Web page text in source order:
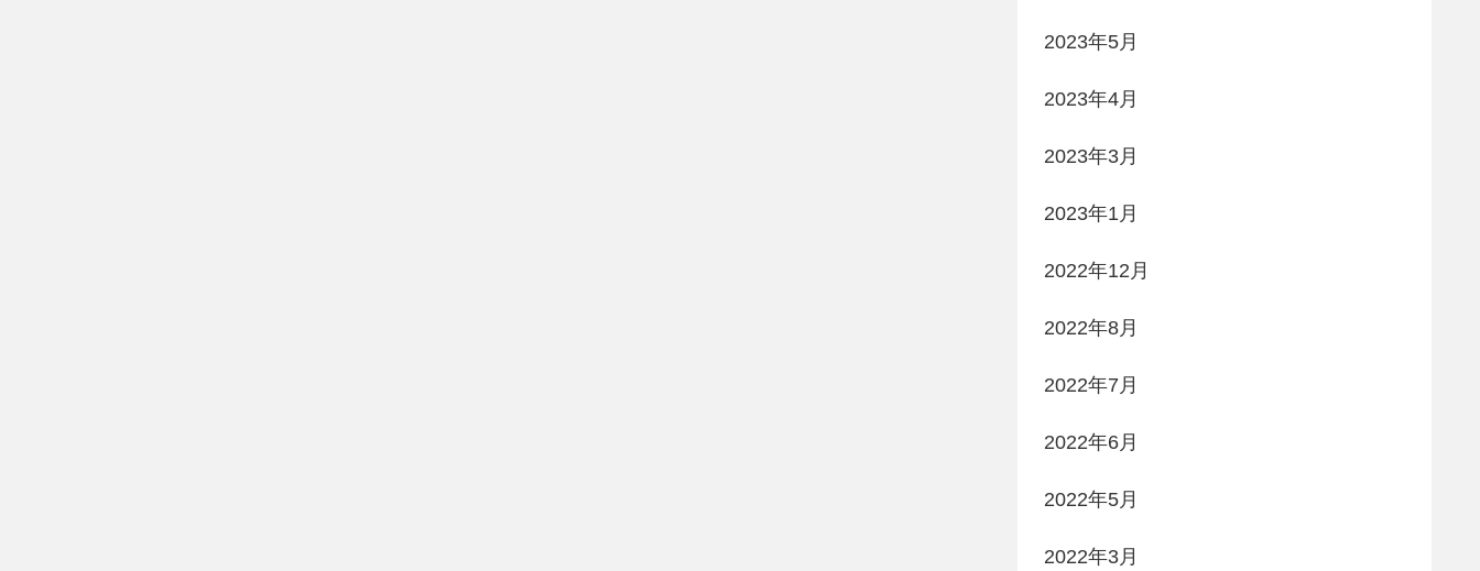
2023年5月
2023年4月
2023年3月
2023年1月
2022年12月
2022年8月
2022年7月
2022年6月
2022年5月
2022年3月